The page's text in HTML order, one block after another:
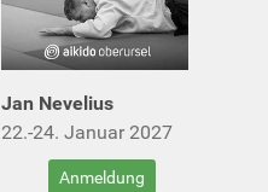
Jan Nevelius
22.-24. Januar 2027
Anmeldung